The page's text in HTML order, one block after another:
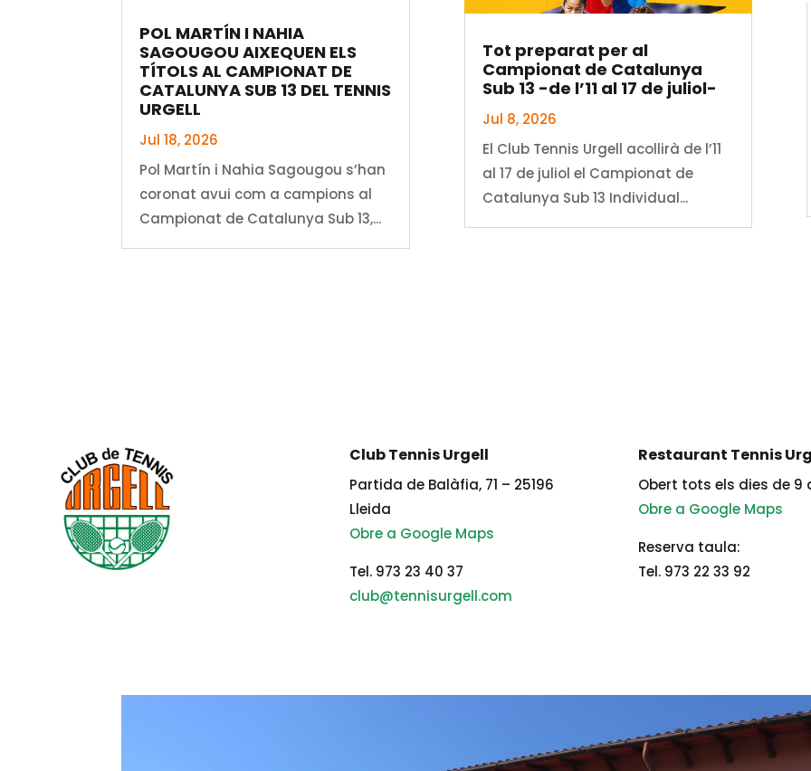
POL MARTÍN I NAHIA
SAGOUGOU AIXEQUEN ELS
TÍTOLS AL CAMPIONAT DE
CATALUNYA SUB 13 DEL TENNIS
URGELL
Jul 18, 2026
Pol Martín i Nahia Sagougou s’han
coronat avui com a campions al
Campionat de Catalunya Sub 13,...
Tot preparat per al
Campionat de Catalunya
Sub 13 -de l’11 al 17 de juliol-
Jul 8, 2026
El Club Tennis Urgell acollirà de l’11
al 17 de juliol el Campionat de
Catalunya Sub 13 Individual...
Club Tennis Urgell
Partida de Balàfia, 71 – 25196
Lleida
Obre a Google Maps
Tel. 973 23 40 37
club@tennisurgell.com
Restaurant Tennis
Obert tots els dies de 9
Obre a Google Maps
Reserva taula:
Tel. 973 22 33 92